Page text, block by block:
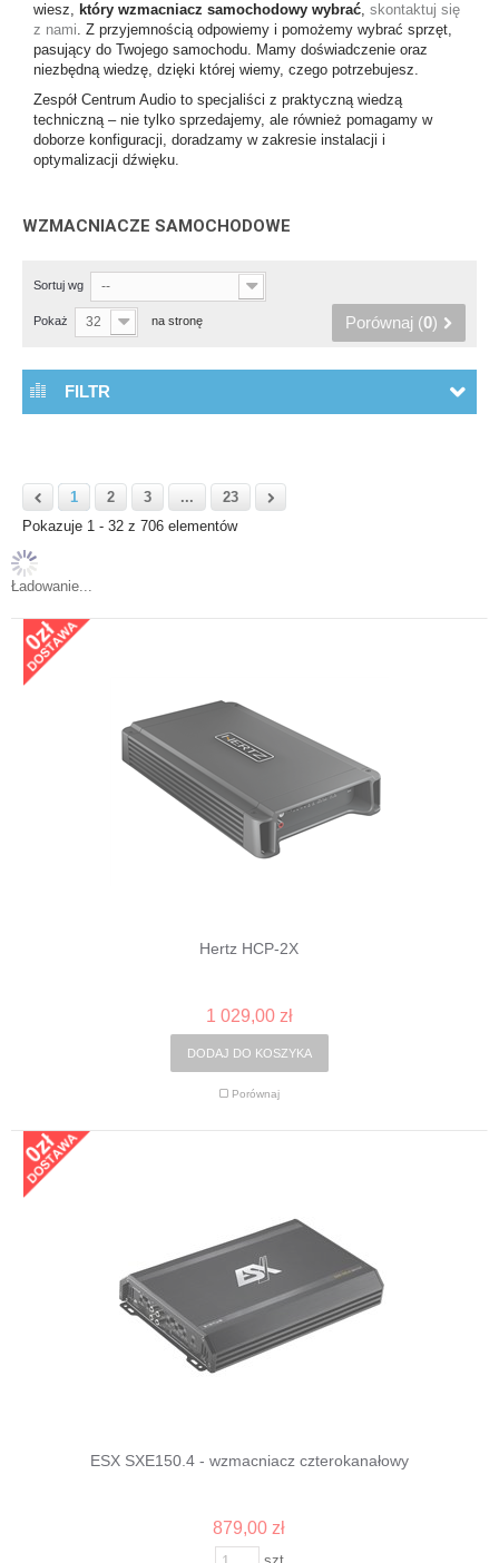
wiesz, który wzmacniacz samochodowy wybrać, skontaktuj się
z nami. Z przyjemnością odpowiemy i pomożemy wybrać sprzęt,
pasujący do Twojego samochodu. Mamy doświadczenie oraz
niezbędną wiedzę, dzięki której wiemy, czego potrzebujesz.
Zespół Centrum Audio to specjaliści z praktyczną wiedzą
techniczną – nie tylko sprzedajemy, ale również pomagamy w
doborze konfiguracji, doradzamy w zakresie instalacji i
optymalizacji dźwięku.
WZMACNIACZE SAMOCHODOWE
Sortuj wg --
Pokaż 32 na stronę Porównaj (0)
FILTR
1 2 3 ...
23
Pokazuje 1 - 32 z 706 elementów
Ładowanie...
Hertz HCP-2X
1 029,00 zł
DODAJ DO KOSZYKA
Porównaj
ESX SXE150.4 - wzmacniacz czterokanałowy
879,00 zł